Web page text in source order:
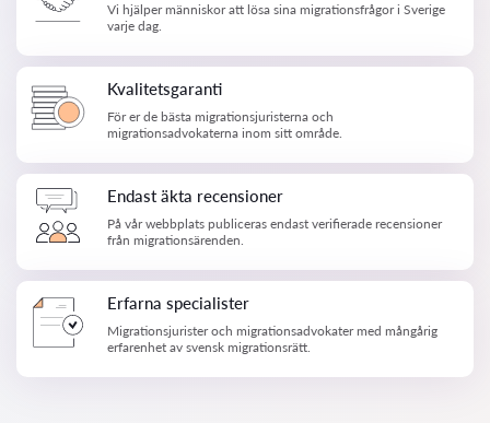
Vi hjälper människor att lösa sina migrationsfrågor i Sverige
varje dag.
Kvalitetsgaranti
För er de bästa migrationsjuristerna och
migrationsadvokaterna inom sitt område.
Endast äkta recensioner
På vår webbplats publiceras endast verifierade recensioner
från migrationsärenden.
Erfarna specialister
Migrationsjurister och migrationsadvokater med mångårig
erfarenhet av svensk migrationsrätt.